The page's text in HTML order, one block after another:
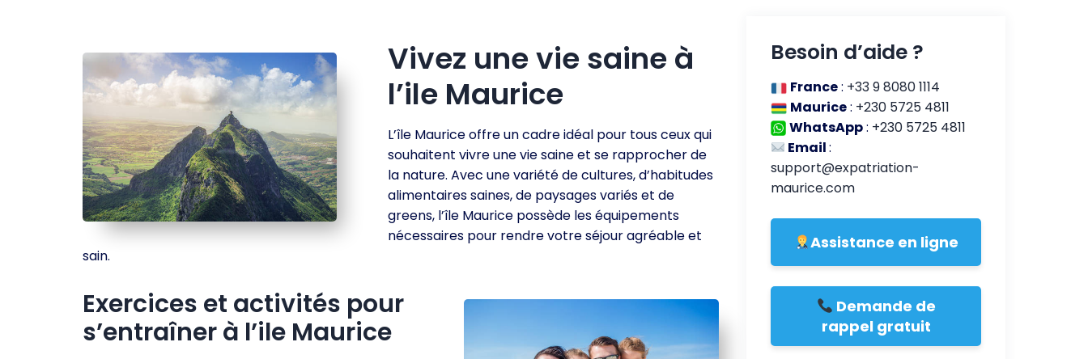
Vivez une vie saine à
l’ile Maurice
L’île Maurice offre un cadre idéal pour tous ceux qui
souhaitent vivre une vie saine et se rapprocher de
la nature. Avec une variété de cultures, d’habitudes
alimentaires saines, de paysages variés et de
greens, l’île Maurice possède les équipements
nécessaires pour rendre votre séjour agréable et
sain.
Exercices et activités pour
s’entraîner à l’ile Maurice
Besoin d’aide ?
France: +33 9 8080 1114
Maurice: +230 5725 4811
WhatsApp: +230 5725 4811
Email:
support@expatriation-
maurice.com
Assistance en ligne
Demande de
rappel gratuit